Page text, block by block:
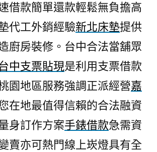
借款簡單還款輕鬆無負擔高
代工外銷經驗新北床墊提供
廚房裝修。台中合法當舖眾
中支票貼現是利用支票借款
園地區服務強調正派經營嘉
在地最值得信賴的合法融資
身訂作方案手錶借款急需資
賣亦可熱門線上崁燈具有全